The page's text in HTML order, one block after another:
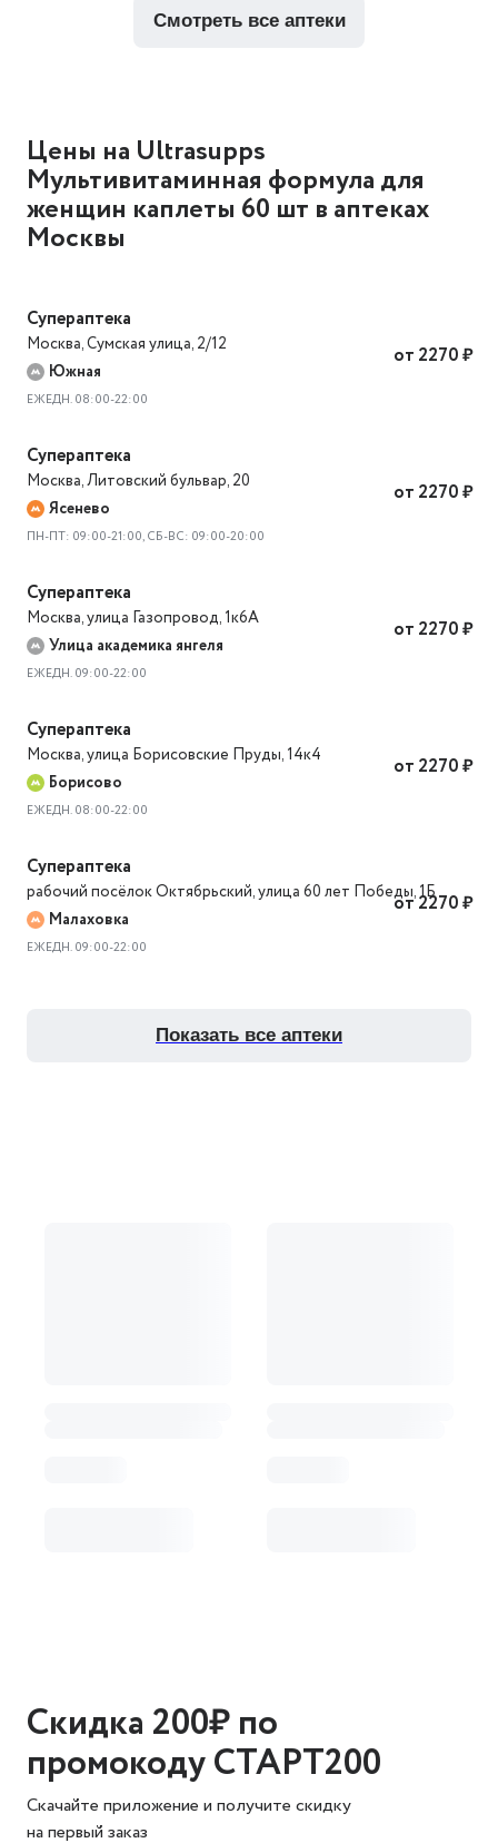
смотреть все аптеки
Цены на Ultrasupps
Мультивитаминная формула для
женщин каплеты 60 шт в аптеках
Москвы
Супераптека
Москва Сумская улица, 2/12
Южная
ЕЖЕДН. 08:00-22:00
от 2270 ₽
Супераптека
Москва Литовский бульвар, 20
Ясенево
ПН-ПТ: 09:00-21:00, СБ-ВС: 09:00-20:00
от 2270 ₽
Супераптека
Москва улица Газопровод, 1к6А
Улица академика янгеля
ЕЖЕДН. 09:00-22:00
от 2270 ₽
Супераптека
Москва улица Борисовские Пруды, 14к4
Борисово
ЕЖЕДН. 08:00-22:00
от 2270 ₽
Супераптека
рабочий посёлок Октябрьский улица 60 лет Победы, 1Б
Малаховка
ЕЖЕДН. 09:00-22:00
от 2270 ₽
показать все аптеки
Скидка 200₽ по
промокоду СТАРТ200
Скачайте приложение и получите скидку
на первый заказ